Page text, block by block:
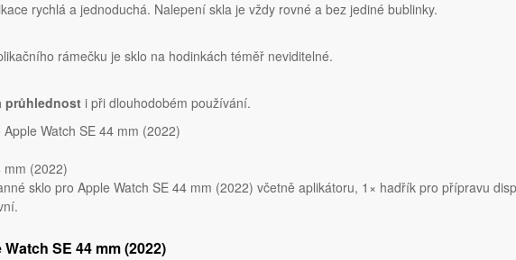
rychlá a jednoduchá. Nalepení skla je vždy rovné a bez jediné bublinky.
rámečku je sklo na hodinkách téměř neviditelné.
průhlednosti při dlouhodobém používání.
Watch SE 44 mm (2022)
mm (2022)
sklo pro Apple Watch SE 44 mm (2022) včetně aplikátoru, 1× hadřík pro přípravu
SE 44 mm (2022)